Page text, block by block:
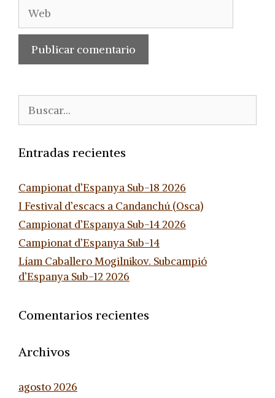
Entradas recientes
Campionat d’Espanya Sub-18 2026
I Festival d’escacs a Candanchú (Osca)
Campionat d’Espanya Sub-14 2026
Campionat d’Espanya Sub-14
Líam Caballero Mogilnikov. Subcampió
d’Espanya Sub-12 2026
Comentarios recientes
Archivos
agosto 2026